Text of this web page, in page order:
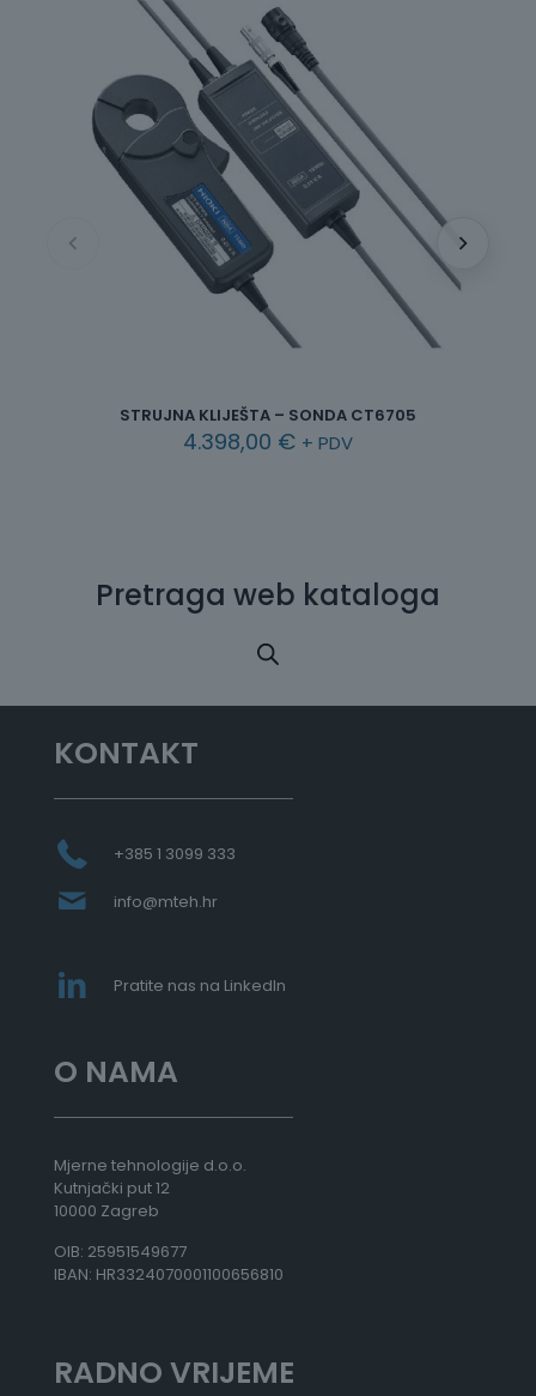
STRUJNA KLIJEŠTA – SONDA CT6705
4.398,00 € + PDV
Pretraga web kataloga
KONTAKT
+385 1 3099 333
info@mteh.hr
Pratite nas na LinkedIn
O NAMA
Mjerne tehnologije d.o.o.
Kutnjački put 12
10000 Zagreb
OIB: 25951549677
IBAN: HR3324070001100656810
RADNO VRIJEME